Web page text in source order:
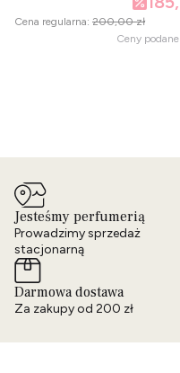
Cena regularna: 200,00 zł
Ceny
Jesteśmy perfumerią
Prowadzimy sprzedaż
stacjonarną
Darmowa dostawa
Za zakupy od 200 zł